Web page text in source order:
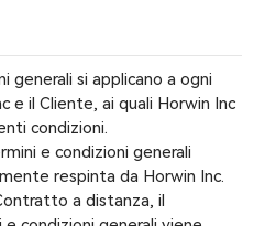
generali si applicano a ogni
e il Cliente, ai quali Horwin Inc
condizioni.
e condizioni generali
respinta da Horwin Inc.
a distanza, il